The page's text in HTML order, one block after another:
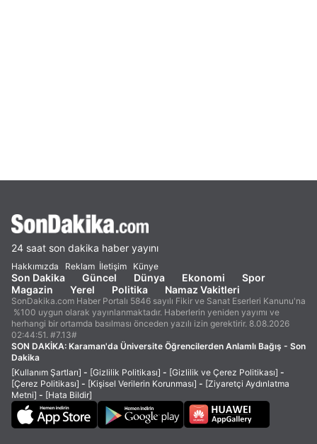
24 saat son dakika haber yayını
Hakkımızda Reklam İletişim Künye
Son Dakika Güncel Dünya Ekonomi
Spor
Magazin
Yerel Politika Namaz Vakitleri
SonDakika.com Haber Portalı 5846 sayılı Fikir ve Sanat Eserleri Kanunu'na
%100 uygun olarak yayınlanmaktadır. Haberlerin yeniden yayımı ve
herhangi bir ortamda basılması önceden yazılı izin gerektirir. 8.08.2026
02:44:51. #7.13#
SON DAKİKA: Karaman'da Üniversite Öğrencilerden Anlamlı Bağış - Son
Dakika
[Kullanım Şartları] - [Gizlilik Politikası] - [Gizlilik ve Çerez Politikası] -
[Çerez Politikası] - [Kişisel Verilerin Korunması] - [Ziyaretçi Aydınlatma
Metni] - [Hata Bildir]